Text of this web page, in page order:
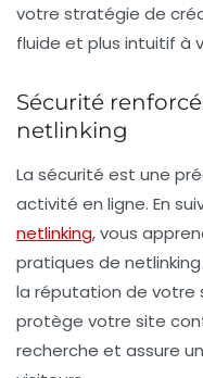
votre stratégie de
fluide et plus intuitif à
Sécurité
netlinking
La sécurité est une
activité en ligne. En
netlinking, vous
pratiques de
la réputation de votre
protège votre site
recherche et assure